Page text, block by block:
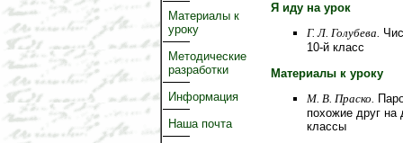
Материалы к
уроку
Методические
разработки
Информация
Наша почта
Я иду на урок
Г. Л. Голубева.
10-й класс
Материалы к уроку
М. В. Праско.
похожие друг на
классы